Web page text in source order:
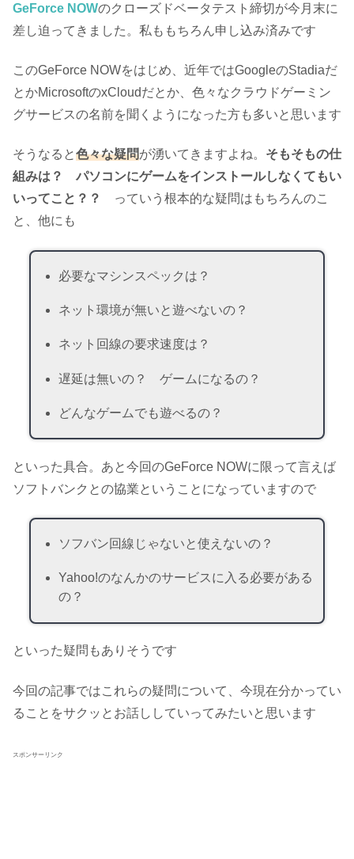
GeForce NOWのクローズドベータテスト締切が今月末に
差し迫ってきました。私ももちろん申し込み済みです
このGeForce NOWをはじめ、近年ではGoogleのStadiaだ
とかMicrosoftのxCloudだとか、色々なクラウドゲーミン
グサービスの名前を聞くようになった方も多いと思います
そうなると色々な疑問が湧いてきますよね。 そもそもの仕
組みは？
パソコンにゲームをインストールしなくてもい
いってこと？？
っていう根本的な疑問はもちろんのこ
と、他にも
必要なマシンスペックは？
ネット環境が無いと遊べないの？
ネット回線の要求速度は？
遅延は無いの？ ゲームになるの？
どんなゲームでも遊べるの？
といった具合。あと今回のGeForce NOWに限って言えば
ソフトバンクとの協業ということになっていますので
ソフバン回線じゃないと使えないの？
Yahoo!のなんかのサービスに入る必要がある
の？
といった疑問もありそうです
今回の記事ではこれらの疑問について、今現在分かってい
ることをサクッとお話ししていってみたいと思います
スポンサーリンク